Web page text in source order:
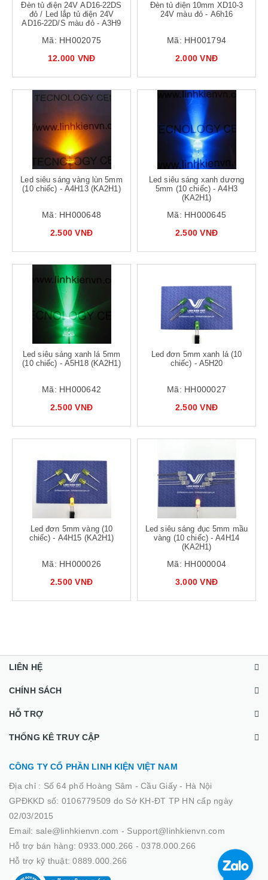
Đèn tủ điện 24V AD16-22DS
đỏ / Led lắp tủ điện 24V
AD16-22D/S màu đỏ - A3H9
Mã: HH002075
12.000 VNĐ
Đèn tủ điện 10mm XD10-3
24V màu đỏ - A6h16
Mã: HH001794
2.000 VNĐ
Led siêu sáng vàng lùn 5mm
(10 chiếc) - A4H13 (KA2H1)
Mã: HH000648
2.500 VNĐ
Led siêu sáng xanh dương
5mm (10 chiếc) - A4H3
(KA2H1)
Mã: HH000645
2.500 VNĐ
Led siêu sáng xanh lá 5mm
(10 chiếc) - A5H18 (KA2H1)
Mã: HH000642
2.500 VNĐ
Led đơn 5mm xanh lá (10
chiếc) - A5H20
Mã: HH000027
2.500 VNĐ
Led đơn 5mm vàng (10
chiếc) - A4H15 (KA2H1)
Mã: HH000026
2.500 VNĐ
Led siêu sáng đục 5mm mầu
vàng (10 chiếc) - A4H14
(KA2H1)
Mã: HH000004
3.000 VNĐ
LIÊN HỆ
CHÍNH SÁCH
HỖ TRỢ
THỐNG KÊ TRUY CẬP
CÔNG TY CỔ PHẦN LINH KIỆN VIỆT NAM
Địa chỉ : Số 64 phố Hoàng Sâm - Cầu Giấy - Hà Nội
GPĐKKD số: 0106779509 do Sở KH-ĐT TP HN cấp ngày
02/03/2015
Email: sale@linhkienvn.com - Support@linhkienvn.com
Hỗ trợ bán hàng: 0933.000.266 - 0378.000.266
Hỗ trợ kỹ thuật: 0889.000.266